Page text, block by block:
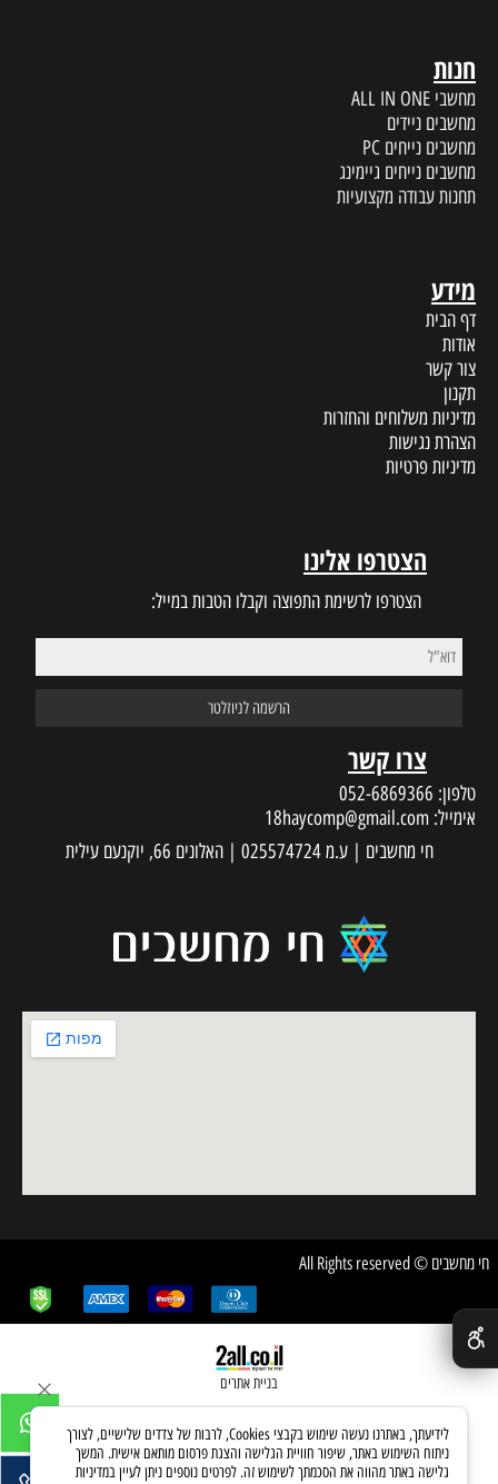
חנות
מחשבי ALL IN ONE
מחשבים ניידים
מחשבים נייחים PC
מחשבים נייחים גיימינג
תחנות עבודה מקצועיות
מידע
דף הבית
אודות
צור קשר
תקנון
מדיניות משלוחים והחזרות
הצהרת נגישות
מדיניות פרטיות
הצטרפו אלינו
הצטרפו לרשימת התפוצה וקבלו הטבות במייל:
צרו קשר
טלפון: 052-6869366
אימייל: 18haycomp@gmail.com
חי מחשבים | ע.מ 025574724 | האלונים 66, יוקנעם עילית
חי מחשבים © All Rights reserved
בניית אתרים
לידיעתך, באתרנו נעשה שימוש בקבצי Cookies, לרבות של צדדים שלישיים, לצורך
ניתוח השימוש באתר, שיפור חוויית הגלישה והצגת פרסום מותאם אישית. המשך
גלישה באתר מהווה את הסכמתך לשימוש זה. לפרטים נוספים ניתן לעיין במדיניות